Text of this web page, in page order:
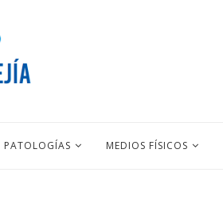
PATOLOGÍAS MEDIOS FÍSICOS